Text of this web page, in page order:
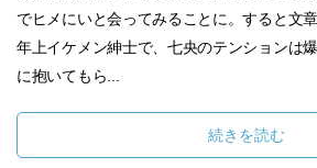
でヒメにいと会ってみることに。すると文
年上イケメン紳士で、七央のテンションは
に抱いてもら...
続きを読む